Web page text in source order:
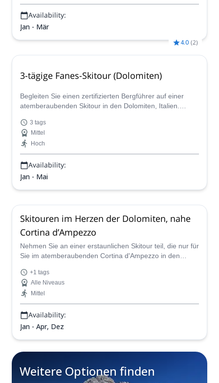
Availability:
Jan - Mär
4.0 (2)
3-tägige Fanes-Skitour (Dolomiten)
Begleiten Sie einen zertifizierten Bergführer auf einer
atemberaubenden Skitour in den Dolomiten, Italien.
einem erfahrenen Skifahrer!
3 tags
Mittel
Hoch
Availability:
Jan - Mai
Skitouren im Herzen der Dolomiten, nahe
Cortina d’Ampezzo
Nehmen Sie an einer erstaunlichen Skitour teil, die nur für
Sie im atemberaubenden Cortina d'Ampezzo in den
+1 tags
Alle Niveaus
Mittel
Availability:
Jan - Apr, Dez
Weitere Optionen finden